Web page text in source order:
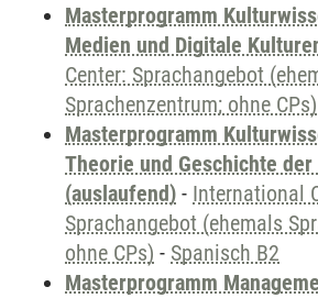
Masterprogramm
Medien und Digitale
Center: Sprachangebot
Sprachenzentrum; ohne CPs)
Masterprogramm
Theorie und Geschichte der
(auslaufend) - International
Sprachangebot (ehemals
ohne CPs) - Spanisch B2
Masterprogramm